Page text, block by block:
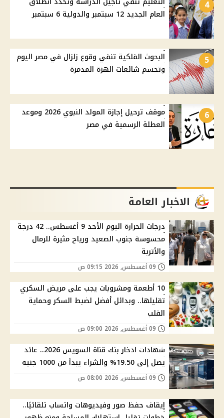
4
العام الجديد 12 سبتمبر والدولية 6 سبتمبر
5
البحوث الفلكية تنفي وقوع زلزال في مصر اليوم
وتحسم شائعات الهزة المدمرة
6
موقف ترحيل إجازة المولد النبوي 2026 وموعد
العطلة الرسمية في مصر
الاخبار العامة
درجات الحرارة اليوم الأحد 9 أغسطس.. 42 درجة
محسوسة جنوب الصعيد ورياح مثيرة للرمال
والأتربة
10 أطعمة ومشروبات يجب على مريض السكري
تقليلها.. وبدائل أفضل لضبط السكر وحماية
القلب
شهادات ادخار بنك قناة السويس 2026.. عائد
يصل إلى 19.50% والشراء يبدأ من 1000 جنيه
إيقاف حفظ صور وفيديوهات واتساب تلقائيًا..